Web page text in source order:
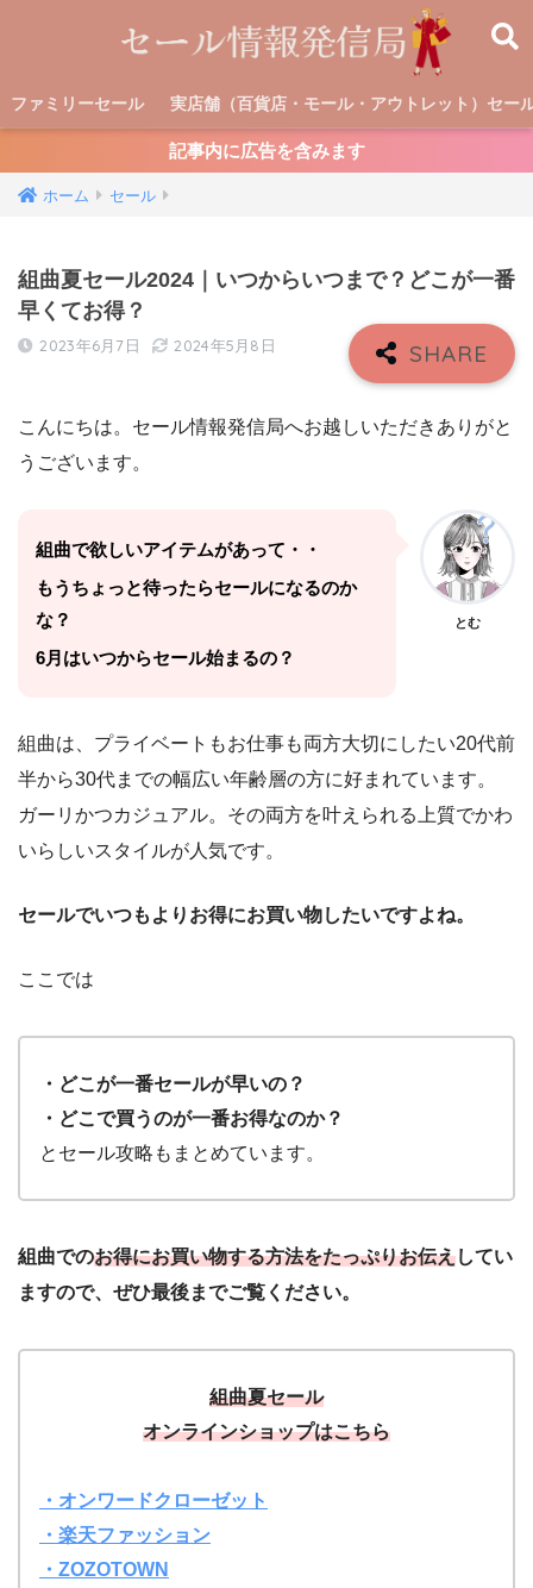
ファミリーセール 実店舗（百貨店・モール・アウトレット）セー
記事内に広告を含みます
ホーム セール
組曲夏セール2024｜いつからいつまで？どこが一番
早くてお得？
2023年6月7日 2024年5月8日
こんにちは。セール情報発信局へお越しいただきありがと
うございます。
組曲で欲しいアイテムがあって・・
もうちょっと待ったらセールになるのか
な？
6月はいつからセール始まるの？
とむ
組曲は、プライベートもお仕事も両方大切にしたい20代前
半から30代までの幅広い年齢層の方に好まれています。
ガーリかつカジュアル。その両方を叶えられる上質でかわ
いらしいスタイルが人気です。
セールでいつもよりお得にお買い物したいですよね。
ここでは
・どこが一番セールが早いの？
・どこで買うのが一番お得なのか？
とセール攻略もまとめています。
組曲でのお得にお買い物する方法をたっぷりお伝えしてい
ますので、ぜひ最後までご覧ください。
組曲夏セール
オンラインショップはこちら
・オンワードクローゼット
・楽天ファッション
・ZOZOTOWN